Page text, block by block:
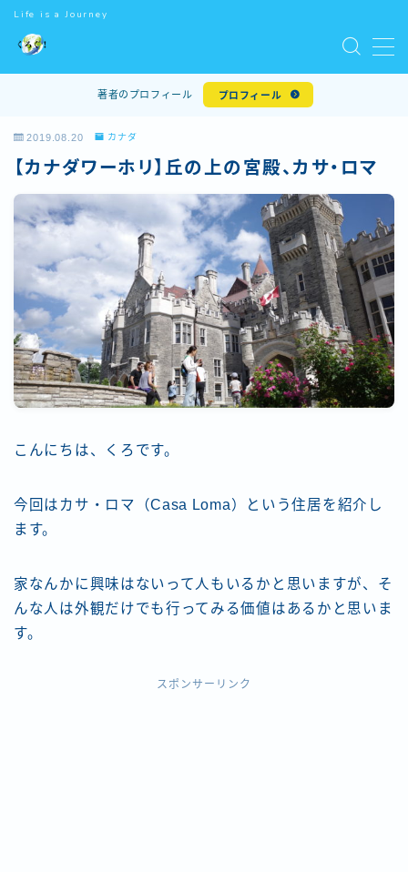
Life is a Journey
世界一周
世界遺産
ワーキングホリデー
世界のマクドナルド
お問い合わせ
著者のプロフィール プロフィール
2019.08.20 カナダ
【カナダワーホリ】丘の上の宮殿、カサ・ロマ
こんにちは、くろです。
今回はカサ・ロマ（Casa Loma）という住居を紹介し
ます。
家なんかに興味はないって人もいるかと思いますが、そ
んな人は外観だけでも行ってみる価値はあるかと思いま
す。
スポンサーリンク